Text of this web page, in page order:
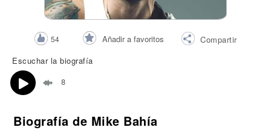
54 Añadir a favoritos
Compartir
Escuchar la biografía
8
Biografía de Mike Bahía